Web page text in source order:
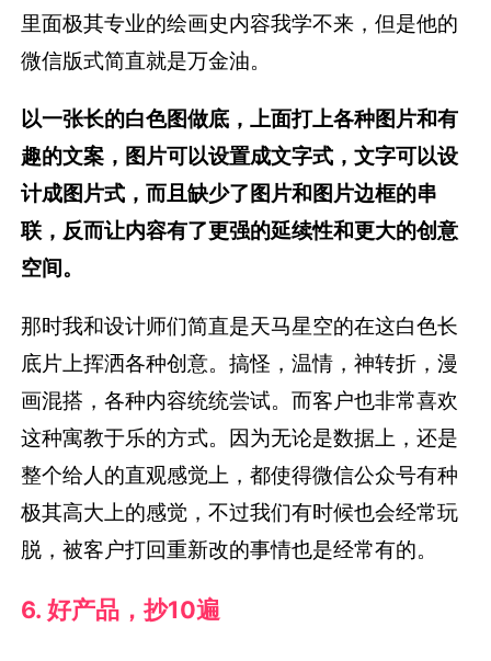
里面极其专业的绘画史内容我学不来，但是他的
微信版式简直就是万金油。
以一张长的白色图做底，上面打上各种图片和有
趣的文案，图片可以设置成文字式，文字可以设
计成图片式，而且缺少了图片和图片边框的串
联，反而让内容有了更强的延续性和更大的创意
空间。
那时我和设计师们简直是天马星空的在这白色长
底片上挥洒各种创意。搞怪，温情，神转折，漫
画混搭，各种内容统统尝试。而客户也非常喜欢
这种寓教于乐的方式。因为无论是数据上，还是
整个给人的直观感觉上，都使得微信公众号有种
极其高大上的感觉，不过我们有时候也会经常玩
脱，被客户打回重新改的事情也是经常有的。
6. 好产品，抄10遍